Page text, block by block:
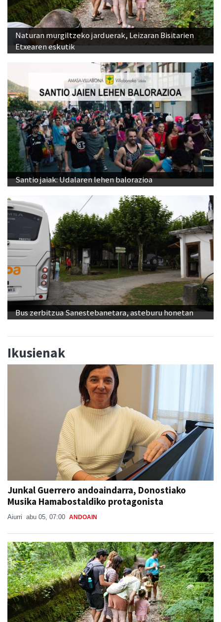
Naturan murgiltzeko jarduerak, Leizaran Bisitarien
Etxearen eskutik
Santio jaiak: Udalaren lehen balorazioa
Bus zerbitzua Sanestebanetara, asteburu honetan
Ikusienak
Junkal Guerrero andoaindarra, Donostiako
Musika Hamabostaldiko protagonista
Aiurri abu 05, 07:00 ANDOAIN